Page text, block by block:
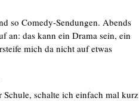
so Comedy-Sendungen. Abends
an: das kann ein Drama sein, ein
mich da nicht auf etwas
schalte ich einfach mal kurz